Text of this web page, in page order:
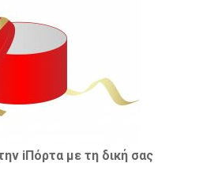
iΠόρτα με τη δική σας